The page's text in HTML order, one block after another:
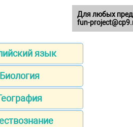
язык
Биология
Для любых
fun-